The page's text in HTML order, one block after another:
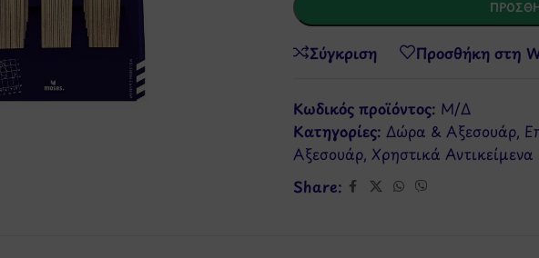
μεγέθυνση
Σύγκριση Προσθήκη στη
Κωδικός προϊόντος: Μ/Δ
Κατηγορίες: Δώρα & Αξεσουάρ,
Αξεσουάρ, Χρηστικά Αντικείμενα
Share: